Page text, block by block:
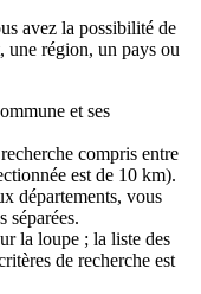
avez la possibilité de
une région, un pays ou
et ses
compris entre
est de 10 km).
départements, vous
séparées.
la loupe ; la liste des
de recherche est